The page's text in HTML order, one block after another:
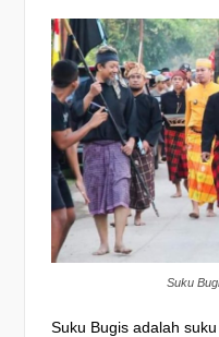
Suku
Suku Bugis adalah